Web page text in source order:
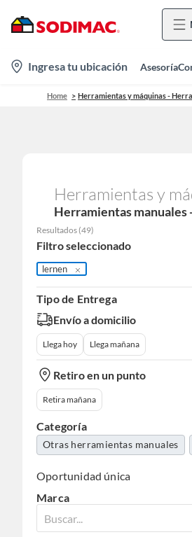
location-
icon
Ingresa tu ubicación Asesoría
Home Herramientas y máquinas -
Herramientas y
Herramientas
Resultados (49)
Filtro seleccionado
lernen
Tipo de Entrega
Envío a domicilio
Llega hoy Llega mañana
Retiro en un punto
Retira mañana
Categoría
Otras herramientas manuales
Oportunidad única
Marca